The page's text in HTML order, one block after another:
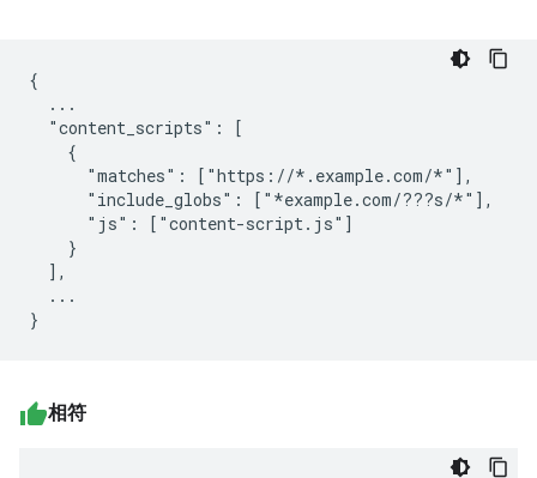
{
  ...
  "content_scripts": [
    {
      "matches": ["https://*.example.com/*"],
      "include_globs": ["*example.com/???s/*"],
      "js": ["content-script.js"]
    }
  ],
  ...
相符